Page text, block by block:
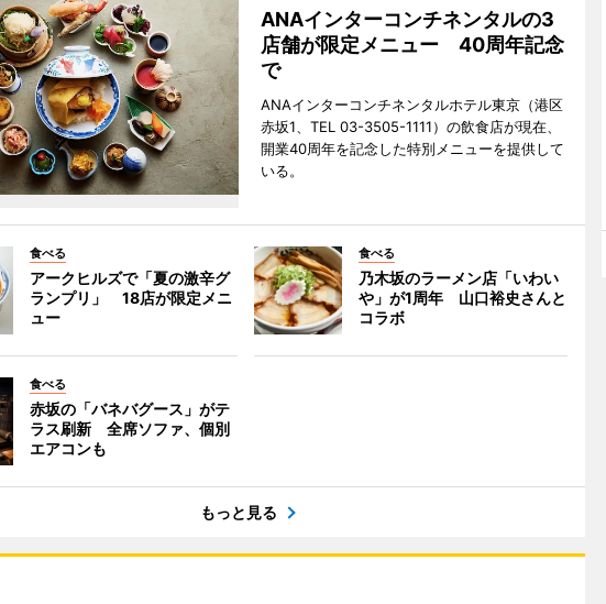
ANAインターコンチネンタルの3
店舗が限定メニュー 40周年記念
で
ANAインターコンチネンタルホテル東京（港区
赤坂1、TEL 03-3505-1111）の飲食店が現在、
開業40周年を記念した特別メニューを提供して
いる。
食べる
アークヒルズで「夏の激辛グ
ランプリ」 18店が限定メニ
ュー
食べる
乃木坂のラーメン店「いわい
や」が1周年 山口裕史さんと
コラボ
食べる
赤坂の「バネバグース」がテ
ラス刷新 全席ソファ、個別
エアコンも
もっと見る